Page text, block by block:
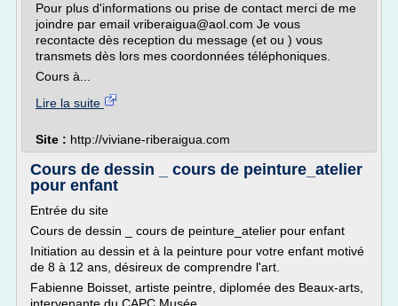
Pour plus d'informations ou prise de contact merci de me
joindre par email vriberaigua@aol.com Je vous
recontacte dès reception du message (et ou ) vous
transmets dès lors mes coordonnées téléphoniques.
Cours à...
Lire la suite
Site : http://viviane-riberaigua.com
Cours de dessin _ cours de peinture_atelier
pour enfant
Entrée du site
Cours de dessin _ cours de peinture_atelier pour enfant
Initiation au dessin et à la peinture pour votre enfant motivé
de 8 à 12 ans, désireux de comprendre l'art.
Fabienne Boisset, artiste peintre, diplomée des Beaux-arts,